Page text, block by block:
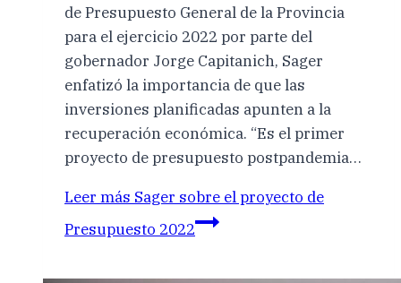
de Presupuesto General de la Provincia
para el ejercicio 2022 por parte del
gobernador Jorge Capitanich, Sager
enfatizó la importancia de que las
inversiones planificadas apunten a la
recuperación económica. “Es el primer
proyecto de presupuesto postpandemia…
Leer más Sager sobre el proyecto de
Presupuesto 2022